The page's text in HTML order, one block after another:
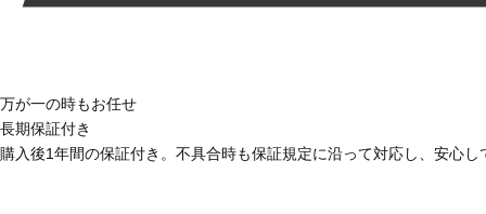
万が一の時もお任せ
長期保証付き
購入後1年間の保証付き。不具合時も保証規定に沿って対応し、安心